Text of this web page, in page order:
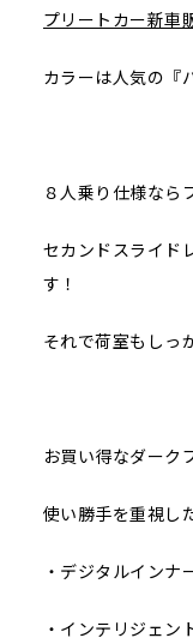
プリートカー新
カラーは人気の『
８人乗り仕様なら
セカンドスライド
す！
それで荷室もしっ
お買い得なダーク
使い勝手を重視し
・デジタルインナ
・インテリジェン